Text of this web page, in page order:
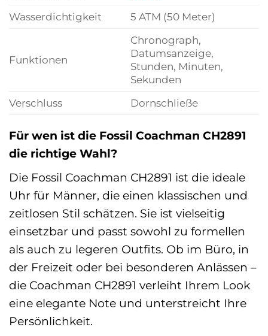
Wasserdichtigkeit
5 ATM (50 Meter)
Funktionen
Chronograph,
Datumsanzeige,
Stunden, Minuten,
Sekunden
Verschluss
Dornschließe
Für wen ist die Fossil Coachman CH2891
die richtige Wahl?
Die Fossil Coachman CH2891 ist die ideale
Uhr für Männer, die einen klassischen und
zeitlosen Stil schätzen. Sie ist vielseitig
einsetzbar und passt sowohl zu formellen
als auch zu legeren Outfits. Ob im Büro, in
der Freizeit oder bei besonderen Anlässen –
die Coachman CH2891 verleiht Ihrem Look
eine elegante Note und unterstreicht Ihre
Persönlichkeit.